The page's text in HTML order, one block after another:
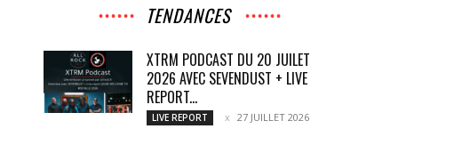
TENDANCES
XTRM PODCAST DU 20 JUILET
2026 AVEC SEVENDUST + LIVE
REPORT...
LIVE REPORT 27 JUILLET 2026